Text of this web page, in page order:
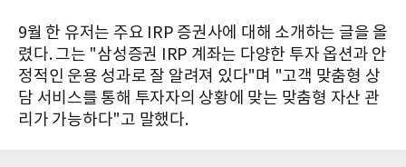
9월 한 유저는 주요 IRP 증권사에 대해 소개하는 글을 올
렸다. 그는 "삼성증권 IRP 계좌는 다양한 투자 옵션과 안
정적인 운용 성과로 잘 알려져 있다"며 "고객 맞춤형 상
담 서비스를 통해 투자자의 상황에 맞는 맞춤형 자산 관
리가 가능하다"고 말했다.